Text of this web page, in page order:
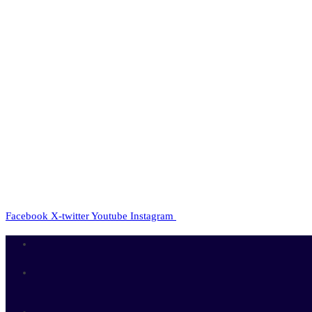
Facebook X-twitterYoutube Instagram